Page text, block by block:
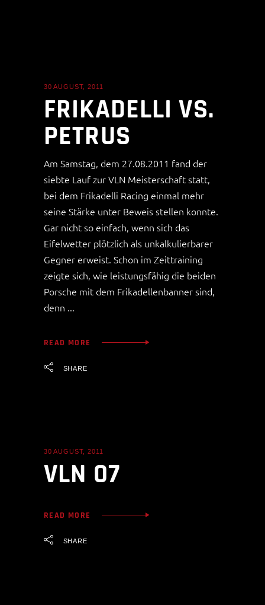
30 AUGUST, 2011
FRIKADELLI VS.
PETRUS
Am Samstag, dem 27.08.2011 fand der
siebte Lauf zur VLN Meisterschaft statt,
bei dem Frikadelli Racing einmal mehr
seine Stärke unter Beweis stellen konnte.
Gar nicht so einfach, wenn sich das
Eifelwetter plötzlich als unkalkulierbarer
Gegner erweist. Schon im Zeittraining
zeigte sich, wie leistungsfähig die beiden
Porsche mit dem Frikadellenbanner sind,
denn
READ MORE
SHARE
30 AUGUST, 2011
VLN 07
READ MORE
SHARE